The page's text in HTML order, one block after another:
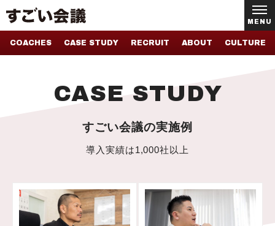
MENU
COACHES CASE STUDY RECRUIT ABOUT CULTURE
CASE STUDY
すごい会議の実施例
導入実績は1,000社以上